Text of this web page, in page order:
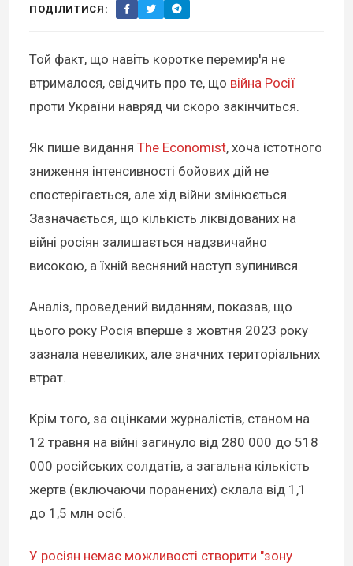
ПОДІЛИТИСЯ:
Той факт, що навіть коротке перемир'я не
втрималося, свідчить про те, що війна Росії
проти України навряд чи скоро закінчиться.
Як пише видання The Economist, хоча істотного
зниження інтенсивності бойових дій не
спостерігається, але хід війни змінюється.
Зазначається, що кількість ліквідованих на
війні росіян залишається надзвичайно
високою, а їхній весняний наступ зупинився.
Аналіз, проведений виданням, показав, що
цього року Росія вперше з жовтня 2023 року
зазнала невеликих, але значних територіальних
втрат.
Крім того, за оцінками журналістів, станом на
12 травня на війні загинуло від 280 000 до 518
000 російських солдатів, а загальна кількість
жертв (включаючи поранених) склала від 1,1
до 1,5 млн осіб.
У росіян немає можливості створити "зону